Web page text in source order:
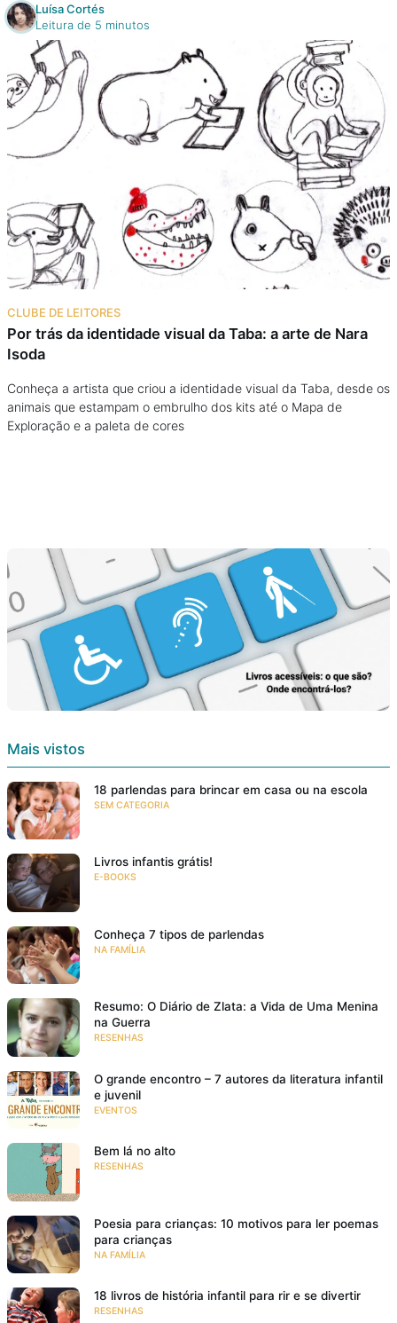
E-Books
Eventos
Podcast
Assine
Taba na Escola
Luísa Cortés
Leitura de 5 minutos
CLUBE DE LEITORES
Por trás da identidade visual da Taba: a arte de Nara
Isoda
Conheça a artista que criou a identidade visual da Taba, desde os
animais que estampam o embrulho dos kits até o Mapa de
Exploração e a paleta de cores
Mais vistos
18 parlendas para brincar em casa ou na escola
SEM CATEGORIA
Livros infantis grátis!
E-BOOKS
Conheça 7 tipos de parlendas
NA FAMÍLIA
Resumo: O Diário de Zlata: a Vida de Uma Menina
na Guerra
RESENHAS
O grande encontro – 7 autores da literatura infantil
e juvenil
EVENTOS
Bem lá no alto
RESENHAS
Poesia para crianças: 10 motivos para ler poemas
para crianças
NA FAMÍLIA
18 livros de história infantil para rir e se divertir
RESENHAS